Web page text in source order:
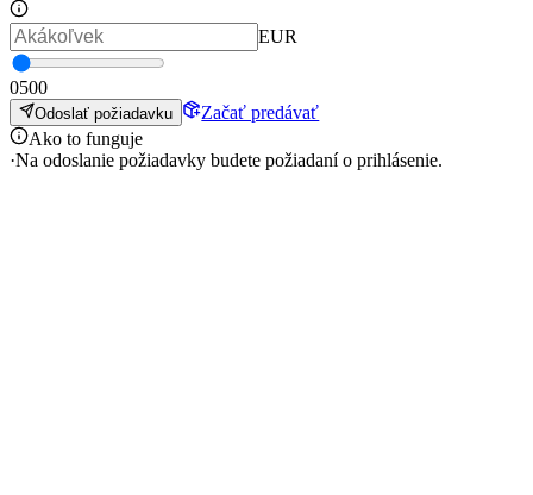
EUR
0500
Odoslať požiadavku
Začať predávať
Ako to funguje
·Na odoslanie požiadavky budete požiadaní o prihlásenie.